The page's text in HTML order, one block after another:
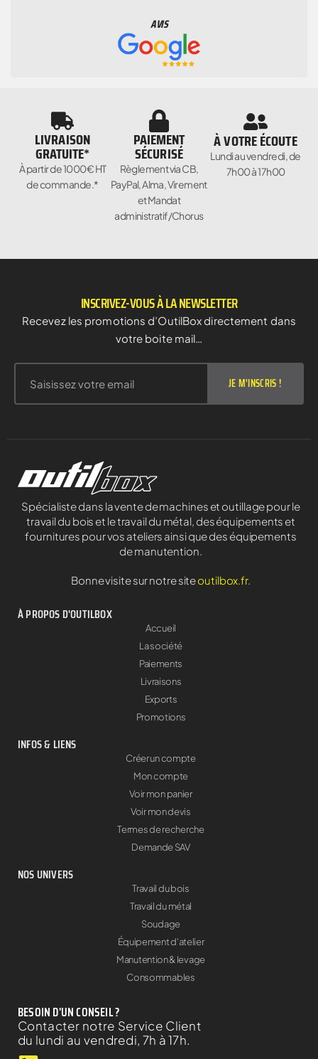
AVIS
LIVRAISON
GRATUITE*
À partir de 1000€ HT
de commande.*
PAIEMENT
SÉCURISÉ
Règlement via CB,
PayPal, Alma, Virement
et Mandat
administratif/Chorus
À VOTRE ÉCOUTE
Lundi au vendredi, de
7h00 à 17h00
INSCRIVEZ-VOUS À LA NEWSLETTER
Recevez les promotions d’OutilBox directement dans
votre boite mail…
JE M'INSCRIS !
Spécialiste dans la vente de machines et outillage pour le
travail du bois et le travail du métal, des équipements et
fournitures pour vos ateliers ainsi que des équipements
de manutention.
Bonne visite sur notre siteoutilbox.fr.
À PROPOS D'OUTILBOX
Accueil
La société
Paiements
Livraisons
Exports
Promotions
INFOS & LIENS
Créer un compte
Mon compte
Voir mon panier
Voir mon devis
Termes de recherche
Demande SAV
NOS UNIVERS
Travail du bois
Travail du métal
Soudage
Équipement d'atelier
Manutention & levage
Consommables
BESOIN D'UN CONSEIL ?
Contacter notre Service Client
du lundi au vendredi, 7h à 17h.